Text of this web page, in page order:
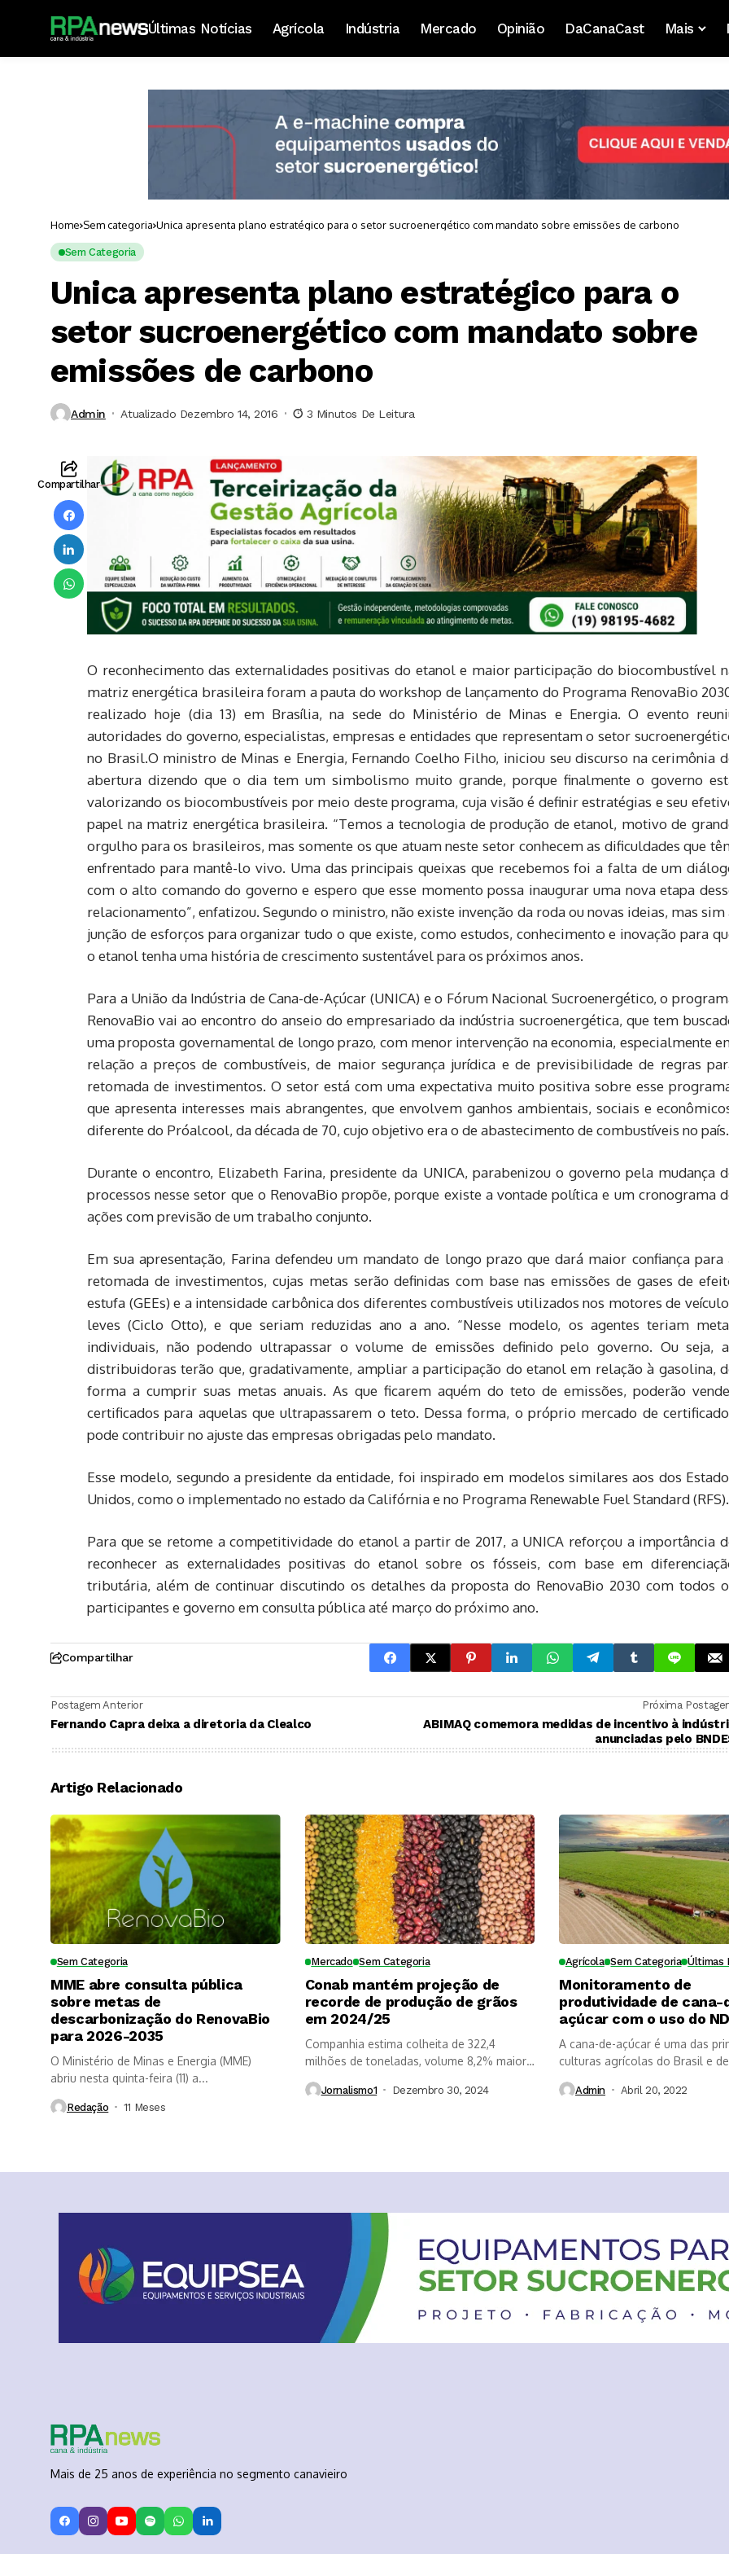
Últimas Notícias Agrícola Indústria Mercado Opinião DaCanaCast Mais
Home Sem categoria Unica apresenta plano estratégico para o setor sucroenergético com mandato sobre emissões de carbono
Sem Categoria
Unica apresenta plano estratégico para o
setor sucroenergético com mandato sobre
emissões de carbono
Admin Atualizado Dezembro 14, 2016 3 Minutos De Leitura
Compartilhar
O reconhecimento das externalidades positivas do etanol e maior participação do biocombustível
matriz energética brasileira foram a pauta do workshop de lançamento do Programa RenovaBio
realizado hoje (dia 13) em Brasília, na sede do Ministério de Minas e Energia. O evento
autoridades do governo, especialistas, empresas e entidades que representam o setor
no Brasil.O ministro de Minas e Energia, Fernando Coelho Filho, iniciou seu discurso na cerimônia
abertura dizendo que o dia tem um simbolismo muito grande, porque finalmente o governo
valorizando os biocombustíveis por meio deste programa, cuja visão é definir estratégias e seu
papel na matriz energética brasileira. “Temos a tecnologia de produção de etanol, motivo de
orgulho para os brasileiros, mas somente os que atuam neste setor conhecem as dificuldades que
enfrentado para mantê-lo vivo. Uma das principais queixas que recebemos foi a falta de um
com o alto comando do governo e espero que esse momento possa inaugurar uma nova etapa
relacionamento”, enfatizou. Segundo o ministro, não existe invenção da roda ou novas ideias, mas sim
junção de esforços para organizar tudo o que existe, como estudos, conhecimento e inovação para
o etanol tenha uma história de crescimento sustentável para os próximos anos.
Para a União da Indústria de Cana-de-Açúcar (UNICA) e o Fórum Nacional Sucroenergético, o
RenovaBio vai ao encontro do anseio do empresariado da indústria sucroenergética, que tem
uma proposta governamental de longo prazo, com menor intervenção na economia, especialmente
relação a preços de combustíveis, de maior segurança jurídica e de previsibilidade de regras
retomada de investimentos. O setor está com uma expectativa muito positiva sobre esse
que apresenta interesses mais abrangentes, que envolvem ganhos ambientais, sociais e
diferente do Próalcool, da década de 70, cujo objetivo era o de abastecimento de combustíveis no país.
Durante o encontro, Elizabeth Farina, presidente da UNICA, parabenizou o governo pela mudança
processos nesse setor que o RenovaBio propõe, porque existe a vontade política e um cronograma
ações com previsão de um trabalho conjunto.
Em sua apresentação, Farina defendeu um mandato de longo prazo que dará maior confiança para
retomada de investimentos, cujas metas serão definidas com base nas emissões de gases de
estufa (GEEs) e a intensidade carbônica dos diferentes combustíveis utilizados nos motores de
leves (Ciclo Otto), e que seriam reduzidas ano a ano. “Nesse modelo, os agentes teriam
individuais, não podendo ultrapassar o volume de emissões definido pelo governo. Ou seja,
distribuidoras terão que, gradativamente, ampliar a participação do etanol em relação à gasolina,
forma a cumprir suas metas anuais. As que ficarem aquém do teto de emissões, poderão
certificados para aquelas que ultrapassarem o teto. Dessa forma, o próprio mercado de
pode contribuir no ajuste das empresas obrigadas pelo mandato.
Esse modelo, segundo a presidente da entidade, foi inspirado em modelos similares aos dos
Unidos, como o implementado no estado da Califórnia e no Programa Renewable Fuel Standard (RFS).
Para que se retome a competitividade do etanol a partir de 2017, a UNICA reforçou a importância
reconhecer as externalidades positivas do etanol sobre os fósseis, com base em
tributária, além de continuar discutindo os detalhes da proposta do RenovaBio 2030 com todos
participantes e governo em consulta pública até março do próximo ano.
Compartilhar
Postagem Anterior
Fernando Capra deixa a diretoria da Clealco
Próxima
ABIMAQ comemora medidas de incentivo à
anunciadas pelo
Artigo Relacionado
Sem Categoria
MME abre consulta pública
sobre metas de
descarbonização do RenovaBio
para 2026-2035
O Ministério de Minas e Energia (MME)
abriu nesta quinta-feira (11) a...
Redação 11 Meses ⁮
Mercado Sem Categoria
Conab mantém projeção de
recorde de produção de grãos
em 2024/25
Companhia estima colheita de 322,4
milhões de toneladas, volume 8,2% maior
Jornalismo1 Dezembro 30, 2024
Agrícola Sem Categoria Últimas
Monitoramento de
produtividade de cana-
açúcar com o uso do
A cana-de-açúcar é uma das
culturas agrícolas do Brasil e
Admin Abril 20, 2022
Mais de 25 anos de experiência no segmento canavieiro